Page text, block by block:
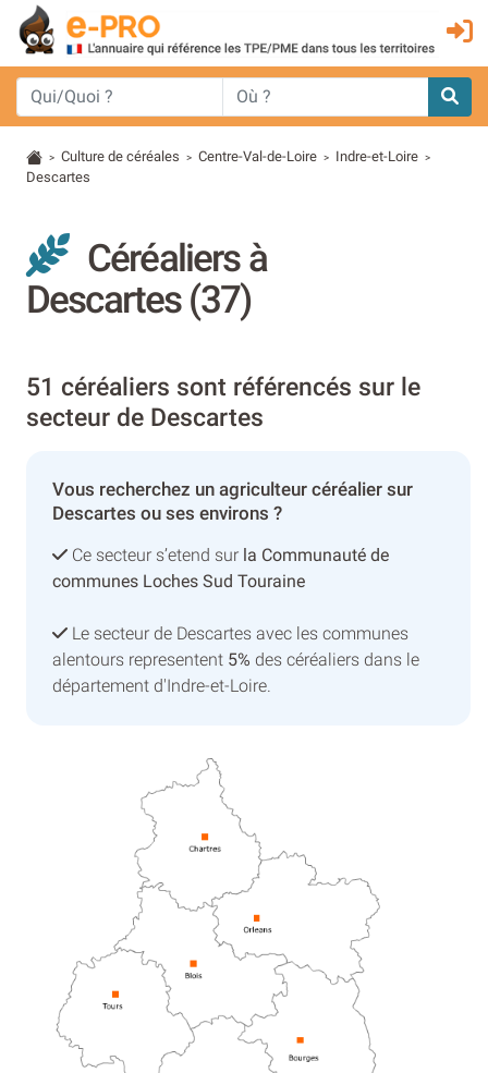
> Culture de céréales > Centre-Val-de-Loire > Indre-et-Loire >
Descartes
Céréaliers à
Descartes (37)
51 céréaliers sont référencés sur le
secteur de Descartes
Vous recherchez un agriculteur céréalier sur
Descartes ou ses environs ?
Ce secteur s’etend sur la Communauté de
communes Loches Sud Touraine
Le secteur de Descartes avec les communes
alentours representent 5% des céréaliers dans le
département d'Indre-et-Loire.